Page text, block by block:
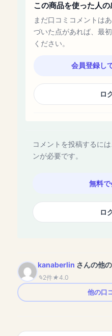
この商品を使った人
まだ口コミコメントは
づいた点があれば、最
ください。
会員登録し
ロ
コメントを投稿するに
ンが必要です。
無料
ロ
kanaberlin さんの他
2件
4.0
他の口